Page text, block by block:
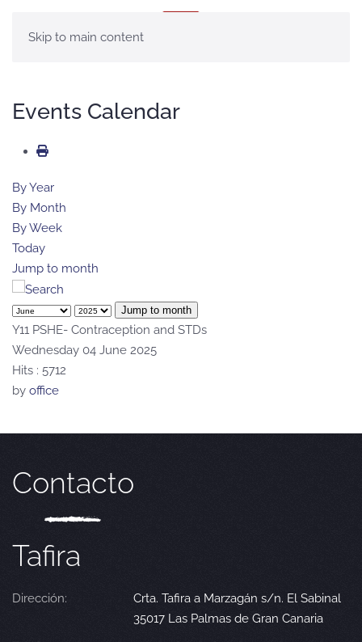
Skip to main content
Events Calendar
By Year
By Month
By Week
Today
Jump to month
Jump to month
Y11 PSHE- Contraception and STDs
Wednesday 04 June 2025
Hits : 5712
by office
Contacto
Tafira
Dirección:
Crta. Tafira a Marzagán s/n. El Sabinal
35017 Las Palmas de Gran Canaria